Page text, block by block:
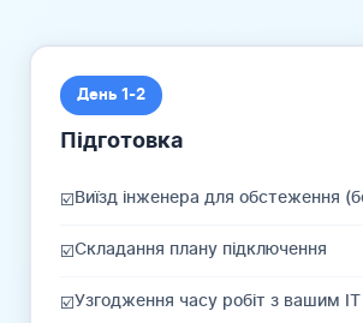
День 1-2
Підготовка
☑️Виїзд інженера для обстеження
☑️Складання плану підключення
☑️Узгодження часу робіт з вашим IT